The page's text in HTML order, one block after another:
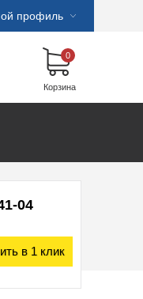
профиль
0
Корзина
04
в 1 клик